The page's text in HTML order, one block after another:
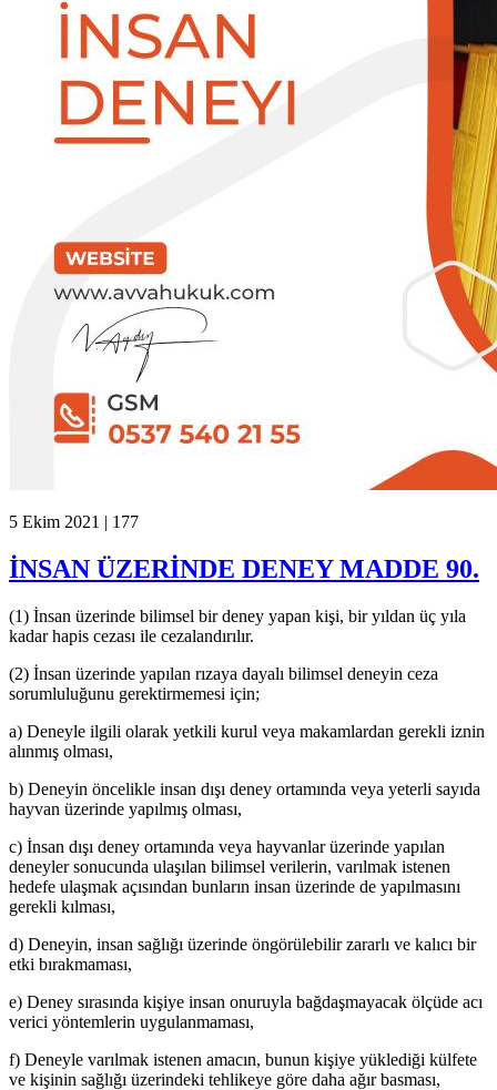
5 Ekim 2021 | 177
İNSAN ÜZERİNDE DENEY MADDE 90.
(1) İnsan üzerinde bilimsel bir deney yapan kişi, bir yıldan üç yıla
kadar hapis cezası ile cezalandırılır.
(2) İnsan üzerinde yapılan rızaya dayalı bilimsel deneyin ceza
sorumluluğunu gerektirmemesi için;
a) Deneyle ilgili olarak yetkili kurul veya makamlardan gerekli iznin
alınmış olması,
b) Deneyin öncelikle insan dışı deney ortamında veya yeterli sayıda
hayvan üzerinde yapılmış olması,
c) İnsan dışı deney ortamında veya hayvanlar üzerinde yapılan
deneyler sonucunda ulaşılan bilimsel verilerin, varılmak istenen
hedefe ulaşmak açısından bunların insan üzerinde de yapılmasını
gerekli kılması,
d) Deneyin, insan sağlığı üzerinde öngörülebilir zararlı ve kalıcı bir
etki bırakmaması,
e) Deney sırasında kişiye insan onuruyla bağdaşmayacak ölçüde acı
verici yöntemlerin uygulanmaması,
f) Deneyle varılmak istenen amacın, bunun kişiye yüklediği külfete
ve kişinin sağlığı üzerindeki tehlikeye göre daha ağır basması,